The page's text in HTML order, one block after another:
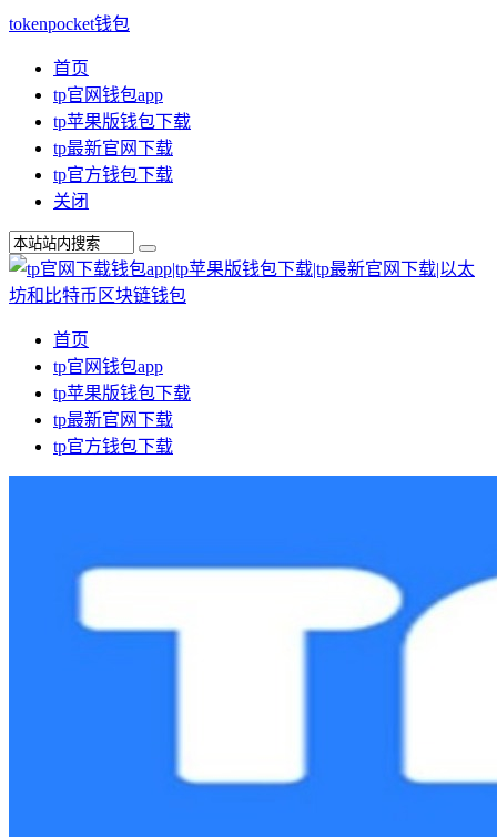
tokenpocket钱包
首页
tp官网钱包app
tp苹果版钱包下载
tp最新官网下载
tp官方钱包下载
关闭
首页
tp官网钱包app
tp苹果版钱包下载
tp最新官网下载
tp官方钱包下载